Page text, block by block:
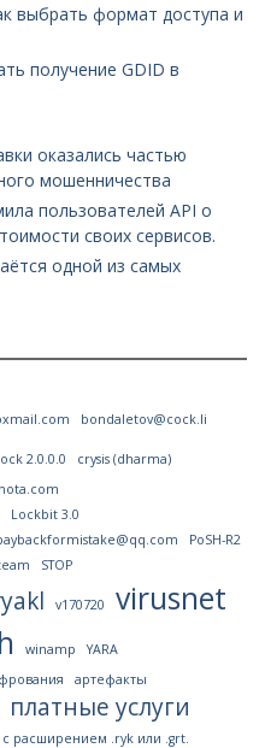
выбрать формат доступа и
получение GDID в
оказались частью
мошенничества
пользователей API о
своих сервисов.
одной из самых
bondaletov@cock.li
2.0.0.0
crysis (dharma)
Lockbit 3.0
PoSH-R2
STOP
v170720 virusnet
winamp
YARA
артефакты
платные услуги
расширением .ryk или .grt.